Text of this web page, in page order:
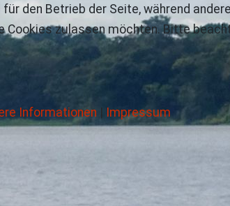
den Betrieb der Seite, während
zulassen möchten. Bitte
Informationen Impressum